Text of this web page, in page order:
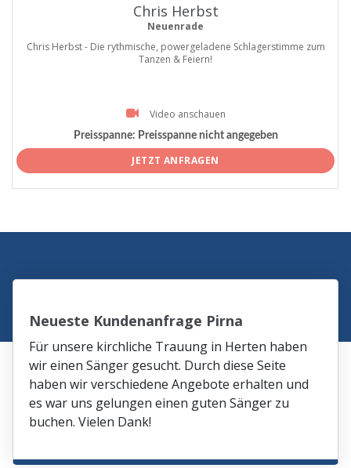
Chris Herbst
Neuenrade
Chris Herbst - Die rythmische, powergeladene Schlagerstimme zum
Tanzen & Feiern!
Video anschauen
Preisspanne: Preisspanne nicht angegeben
JETZT ANFRAGEN
Neueste Kundenanfrage Pirna
Für unsere kirchliche Trauung in Herten haben
wir einen Sänger gesucht. Durch diese Seite
haben wir verschiedene Angebote erhalten und
es war uns gelungen einen guten Sänger zu
buchen. Vielen Dank!